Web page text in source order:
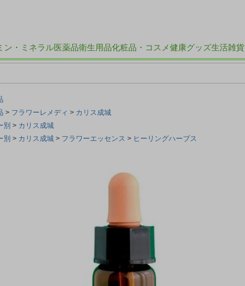
ン・ミネラル医薬品衛生用品化粧品・コスメ健康グッズ生活雑貨
フラワーレメディ
カリス成城
別
カリス成城
別
カリス成城 フラワーエッセンス ヒーリングハーブス